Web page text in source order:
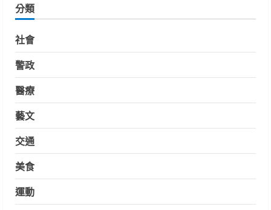
分類
社會
警政
醫療
藝文
交通
美食
運動